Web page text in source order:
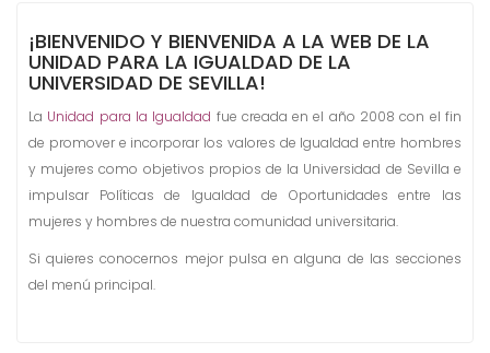
¡BIENVENIDO Y BIENVENIDA A LA WEB DE LA
UNIDAD PARA LA IGUALDAD DE LA
UNIVERSIDAD DE SEVILLA!
La Unidad para la Igualdad fue creada en el año 2008 con el fin
de promover e incorporar los valores de Igualdad entre hombres
y mujeres como objetivos propios de la Universidad de Sevilla e
impulsar Políticas de Igualdad de Oportunidades entre las
mujeres y hombres de nuestra comunidad universitaria.
Si quieres conocernos mejor pulsa en alguna de las secciones
del menú principal.